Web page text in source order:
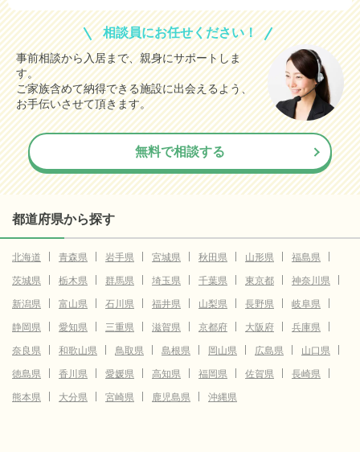
相談員にお任せください！
事前相談から入居まで、親身にサポートしま
す。
ご家族含めて納得できる施設に出会えるよう、
お手伝いさせて頂きます。
無料で相談する
都道府県から探す
北海道 青森県 岩手県 宮城県 秋田県 山形県
福島県
茨城県
栃木県 群馬県 埼玉県 千葉県 東京都
神奈川県
新潟県
富山県 石川県 福井県 山梨県 長野県
岐阜県
静岡県
愛知県 三重県 滋賀県 京都府 大阪府
兵庫県
奈良県
和歌山県 鳥取県 島根県 岡山県 広島県
山口県
徳島県
香川県 愛媛県 高知県 福岡県 佐賀県
長崎県
熊本県
大分県 宮崎県 鹿児島県 沖縄県